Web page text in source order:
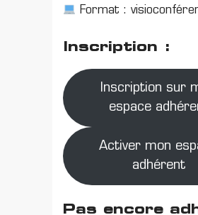
Format :
Inscription :
Inscription sur
espace
Activer mon
adhérent
Pas encore